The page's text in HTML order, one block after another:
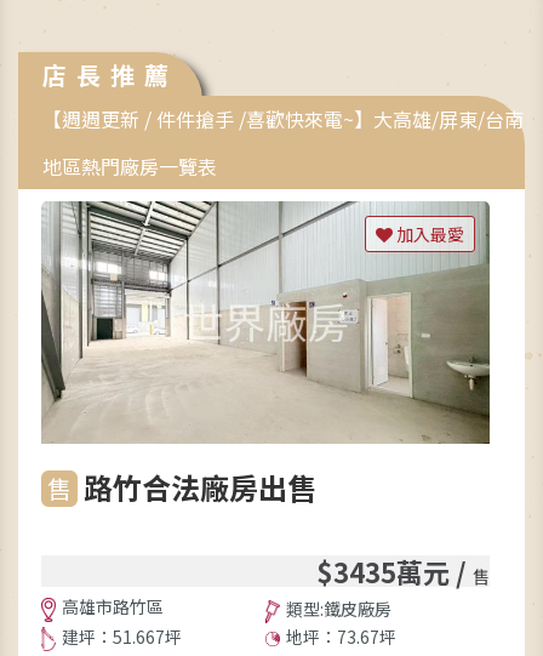
店長推薦
【週週更新 / 件件搶手 /喜歡快來電~】大高雄/屏東/台南
地區熱門廠房一覽表
售 路竹合法廠房出售
$3435萬元 / 售
高雄市路竹區
類型:鐵皮廠房
建坪：51.667坪
地坪：73.67坪
加入最愛